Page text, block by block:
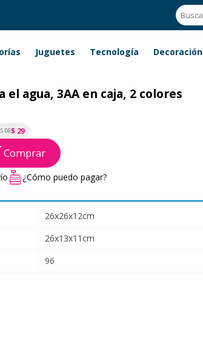
Juguetes Tecnología Decoración
agua, 3AA en caja, 2 colores
DE$ 29
350
Comprar
¿Cómo puedo pagar?
26x26x12cm
26x13x11cm
96